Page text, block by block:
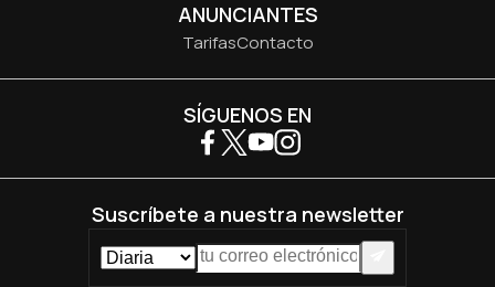
ANUNCIANTES
TarifasContacto
SÍGUENOS EN
Suscríbete a nuestra newsletter